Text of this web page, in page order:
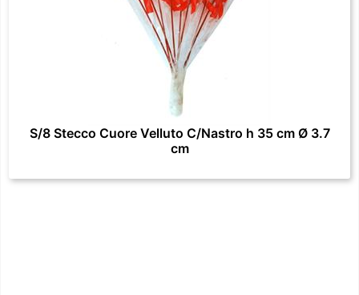
S/8 Stecco Cuore Velluto C/Nastro h 35 cm Ø 3.7
cm